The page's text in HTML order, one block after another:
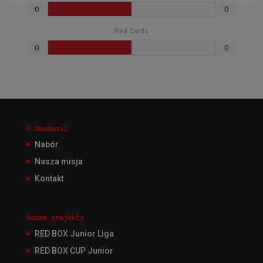
0 0
Red Cards
0 0
O Akademii
Nabór
Nasza misja
Kontakt
Nasze projekty
RED BOX Junior Liga
RED BOX CUP Junior